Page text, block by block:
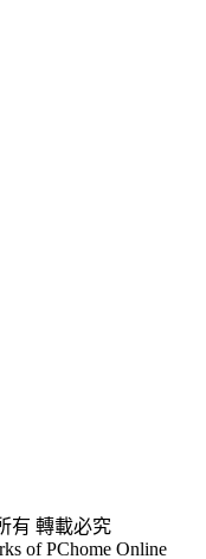
有 轉載必究
of PChome Online